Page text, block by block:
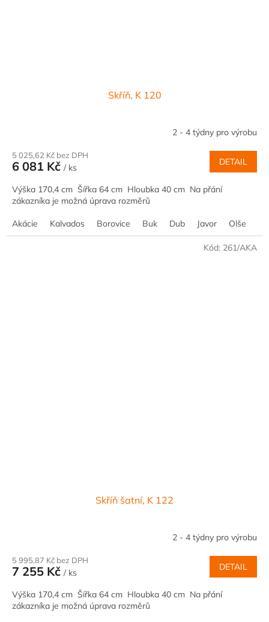
Skříň, K 120
2 - 4 týdny pro výrobu
5 025,62 Kč bez DPH
6 081 Kč / ks
DETAIL
Výška 170,4 cm Šířka 64 cm Hloubka 40 cm Na přání
zákazníka je možná úprava rozměrů
Akácie Kalvados Borovice Buk Dub Javor Olše
Skříň šatní, K 122
2 - 4 týdny pro výrobu
5 995,87 Kč bez DPH
7 255 Kč / ks
DETAIL
Výška 170,4 cm Šířka 64 cm Hloubka 40 cm Na přání
zákazníka je možná úprava rozměrů
Kód: 261/AKA